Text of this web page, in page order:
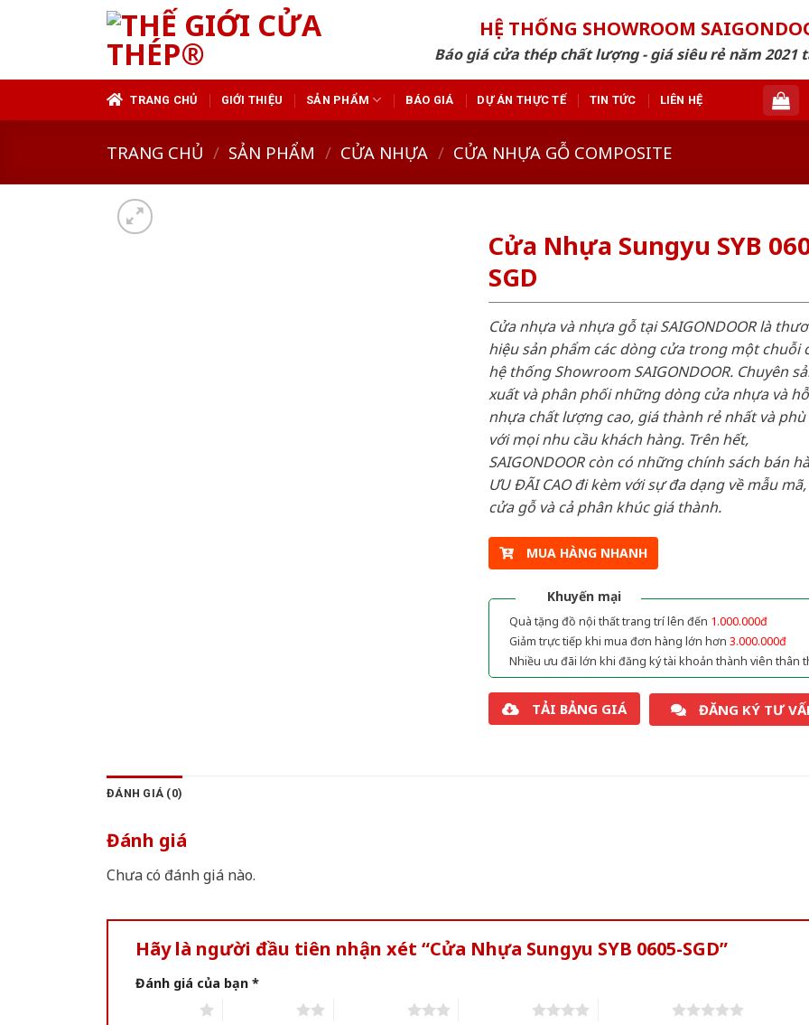
HỆ THỐNG SHOWROOM
Báo giá cửa thép chất lượng - giá siêu rẻ năm 2021
TRANG CHỦ GIỚI THIỆU SẢN PHẨM BÁO GIÁ DỰ ÁN THỰC TẾ TIN TỨC LIÊN HỆ
TRANG CHỦ / SẢN PHẨM / CỬA NHỰA / CỬA NHỰA GỖ COMPOSITE
Cửa Nhựa Sungyu SYB
SGD
Cửa nhựa và nhựa gỗ tại SAIGONDOOR là
hiệu sản phẩm các dòng cửa trong một chuỗi
hệ thống Showroom SAIGONDOOR. Chuyên
xuất và phân phối những dòng cửa nhựa và
nhựa chất lượng cao, giá thành rẻ nhất và
với mọi nhu cầu khách hàng. Trên hết,
SAIGONDOOR còn có những chính sách bán
ƯU ĐÃI CAO đi kèm với sự đa dạng về mẫu
cửa gỗ và cả phân khúc giá thành.
MUA HÀNG NHANH
Khuyến mại
Quà tặng đồ nội thất trang trí lên đến 1.000.000đ
Giảm trực tiếp khi mua đơn hàng lớn hơn 3.000.000đ
Nhiều ưu đãi lớn khi đăng ký tài khoản thành viên thân
TẢI BẢNG GIÁ ĐĂNG KÝ TƯ
ĐÁNH GIÁ (0)
Đánh giá
Chưa có đánh giá nào.
Hãy là người đầu tiên nhận xét “Cửa Nhựa Sungyu SYB 0605-SGD”
Đánh giá của bạn *